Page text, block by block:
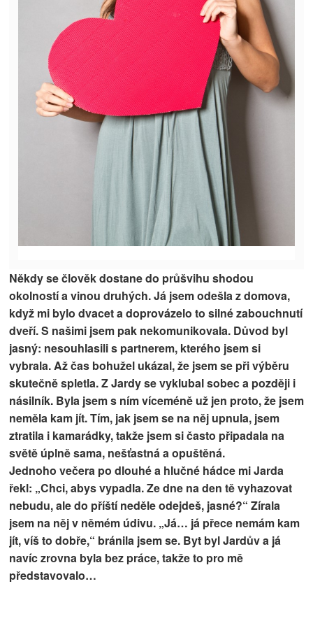
Někdy se člověk dostane do průšvihu shodou
okolností a vinou druhých. Já jsem odešla z domova,
když mi bylo dvacet a doprovázelo to silné zabouchnutí
dveří. S našimi jsem pak nekomunikovala. Důvod byl
jasný: nesouhlasili s partnerem, kterého jsem si
vybrala. Až čas bohužel ukázal, že jsem se při výběru
skutečně spletla. Z Jardy se vyklubal sobec a později i
násilník. Byla jsem s ním víceméně už jen proto, že jsem
neměla kam jít. Tím, jak jsem se na něj upnula, jsem
ztratila i kamarádky, takže jsem si často připadala na
světě úplně sama, nešťastná a opuštěná.
Jednoho večera po dlouhé a hlučné hádce mi Jarda
řekl: „Chci, abys vypadla. Ze dne na den tě vyhazovat
nebudu, ale do příští neděle odejdeš, jasné?“ Zírala
jsem na něj v němém údivu. „Já… já přece nemám kam
jít, víš to dobře,“ bránila jsem se. Byt byl Jardův a já
navíc zrovna byla bez práce, takže to pro mě
představovalo…